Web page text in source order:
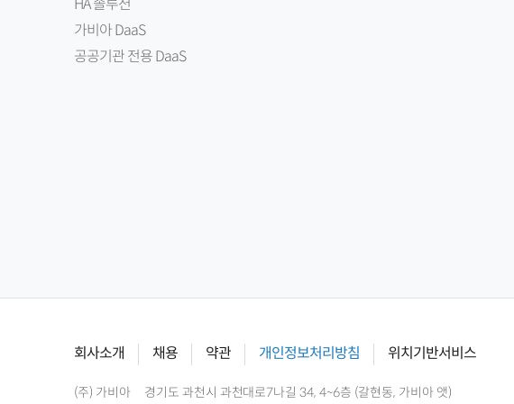
HA 솔루션
가비아 DaaS
공공기관 전용 DaaS
회사소개 채용 약관 개인정보처리방침 위치기반서비스
(주) 가비아 경기도 과천시 과천대로7나길 34, 4~6층 (갈현동, 가비아 앳)